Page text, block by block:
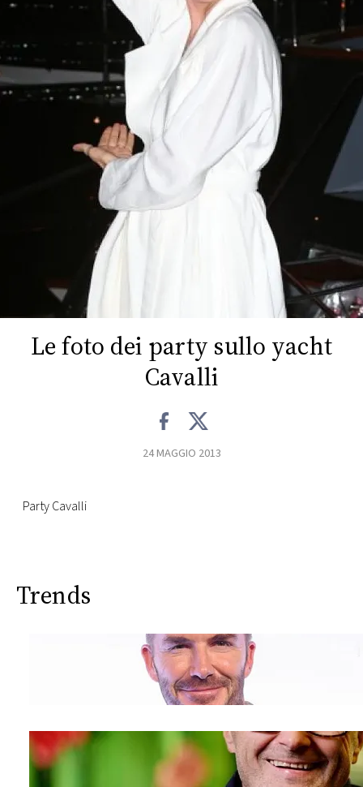
CONCORSI
PRINCIPATO
MONACO
RMC
Le foto dei party sullo yacht
Cavalli
24 MAGGIO 2013
Party Cavalli
Trends